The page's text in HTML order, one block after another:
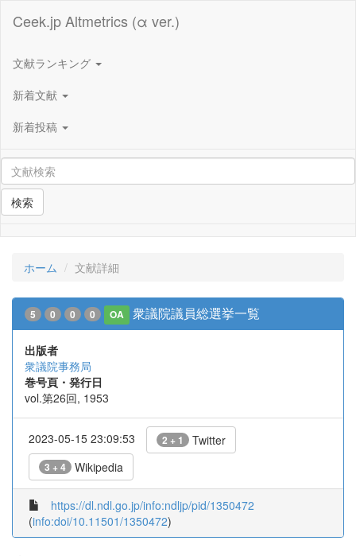
Ceek.jp Altmetrics (α ver.)
文献ランキング
新着文献
新着投稿
検索
ホーム 文献詳細
5 0 0 0 OA 衆議院議員総選挙一覧
出版者
衆議院事務局
巻号頁・発行日
vol.第26回, 1953
2023-05-15 23:09:53 2 + 1 Twitter
3 + 4 Wikipedia
https://dl.ndl.go.jp/info:ndljp/pid/1350472
(info:doi/10.11501/1350472)